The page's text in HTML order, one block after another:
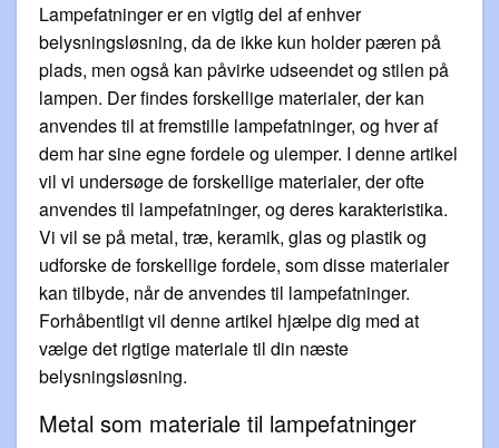
Lampefatninger er en vigtig del af enhver
belysningsløsning, da de ikke kun holder pæren på
plads, men også kan påvirke udseendet og stilen på
lampen. Der findes forskellige materialer, der kan
anvendes til at fremstille lampefatninger, og hver af
dem har sine egne fordele og ulemper. I denne artikel
vil vi undersøge de forskellige materialer, der ofte
anvendes til lampefatninger, og deres karakteristika.
Vi vil se på metal, træ, keramik, glas og plastik og
udforske de forskellige fordele, som disse materialer
kan tilbyde, når de anvendes til lampefatninger.
Forhåbentligt vil denne artikel hjælpe dig med at
vælge det rigtige materiale til din næste
belysningsløsning.
Metal som materiale til lampefatninger